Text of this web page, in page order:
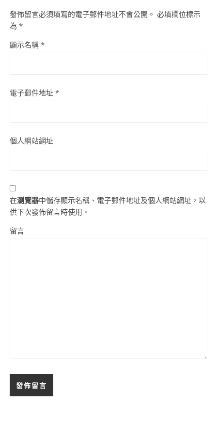
發佈留言必須填寫的電子郵件地址不會公開。 必填欄位標示
為 *
顯示名稱 *
電子郵件地址 *
個人網站網址
在瀏覽器中儲存顯示名稱、電子郵件地址及個人網站網址，以
供下次發佈留言時使用。
留言